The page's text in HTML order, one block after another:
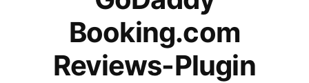
Booking.com
Reviews-Plugin